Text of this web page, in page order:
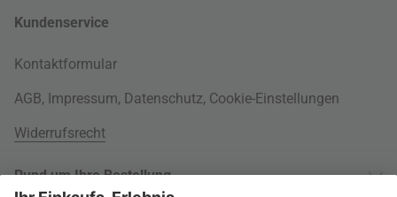
Kundenservice
Kontaktformular
AGB, Impressum, Datenschutz, Cookie-Einstellungen
Widerrufsrecht
Rund um Ihre Bestellung